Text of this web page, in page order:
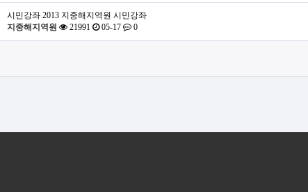
시민강좌 2013 지중해지역원 시민강좌
지중해지역원
21991 05-17 0